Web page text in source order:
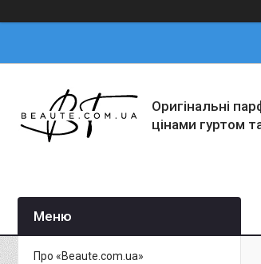
Оригінальні
цінами гуртом
Про «Beaute.com.ua»